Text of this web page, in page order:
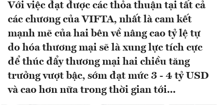
Với việc đạt được các thỏa thuận tại tất cả
các chương của VIFTA, nhất là cam kết
mạnh mẽ của hai bên về nâng cao tỷ lệ tự
do hóa thương mại sẽ là xung lực tích cực
để thúc đẩy thương mại hai chiều tăng
trưởng vượt bậc, sớm đạt mức 3 - 4 tỷ USD
và cao hơn nữa trong thời gian tới...